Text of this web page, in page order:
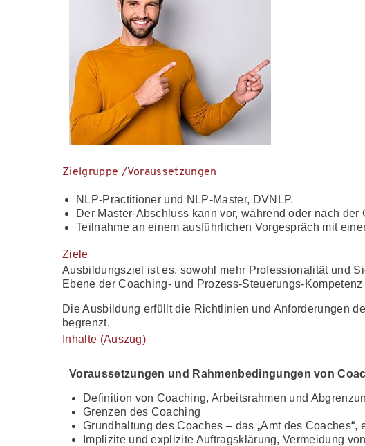
Zielgruppe /Voraussetzungen
NLP-Practitioner und NLP-Master, DVNLP.
Der Master-Abschluss kann vor, während oder nach
Teilnahme an einem ausführlichen Vorgespräch mit
Ziele
Ausbildungsziel ist es, sowohl mehr Professionalität und
Ebene der Coaching- und Prozess-Steuerungs-
Die Ausbildung erfüllt die Richtlinien und Anforderungen
begrenzt.
Inhalte (Auszug)
Voraussetzungen und Rahmenbedingungen von
Definition von Coaching, Arbeitsrahmen und
Grenzen des Coaching
Grundhaltung des Coaches – das „Amt des
Implizite und explizite Auftragsklärung, Vermeidung